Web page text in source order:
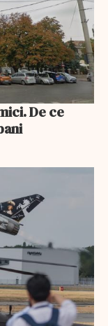
De ce